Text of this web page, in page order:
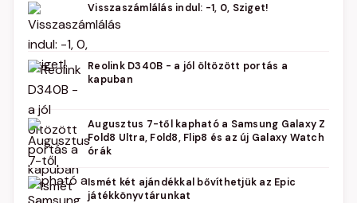
Visszaszámlálás indul: -1, 0, Sziget!
Reolink D340B - a jól öltözött portás a
kapuban
Augusztus 7-től kapható a Samsung Galaxy Z
Fold8 Ultra, Fold8, Flip8 és az új Galaxy Watch
órák
Ismét két ajándékkal bővíthetjük az Epic
játékkönyvtárunkat